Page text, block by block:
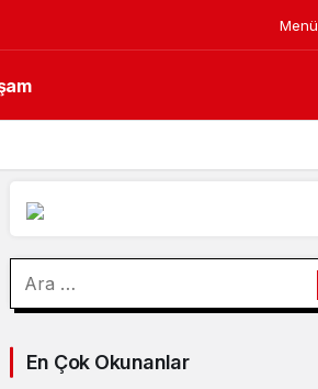
Gece modunu seçin.
En Çok Okunanlar